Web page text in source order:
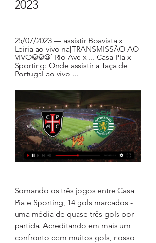
2023
25/07/2023 — assistir Boavista x
Leiria ao vivo na[TRANSMISSÃO AO
VIVO@@@] Rio Ave x ... Casa Pia x
Sporting: Onde assistir a Taça de
Portugal ao vivo ...
Somando os três jogos entre Casa
Pia e Sporting, 14 gols marcados -
uma média de quase três gols por
partida. Acreditando em mais um
confronto com muitos gols, nosso